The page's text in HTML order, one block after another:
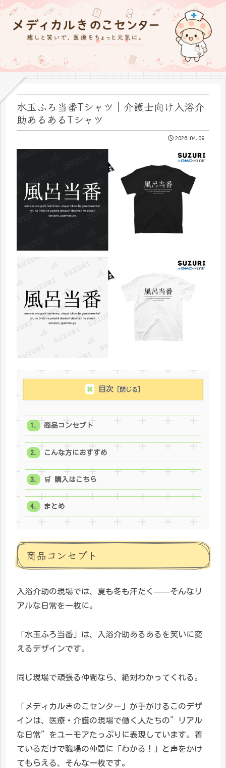
水玉ふろ当番Tシャツ｜介護士向け入浴介
助あるあるTシャツ
2026.04.09
目次
商品コンセプト
こんな方におすすめ
🛒 購入はこちら
まとめ
商品コンセプト
入浴介助の現場では、夏も冬も汗だく——そんなリ
アルな日常を一枚に。
「水玉ふろ当番」は、入浴介助あるあるを笑いに変
えるデザインです。
同じ現場で頑張る仲間なら、絶対わかってくれる。
「メディカルきのこセンター」が手がけるこのデザ
インは、医療・介護の現場で働く人たちの”リアル
な日常”をユーモアたっぷりに表現しています。着
ているだけで職場の仲間に「わかる！」と声をかけ
てもらえる、そんな一枚です。